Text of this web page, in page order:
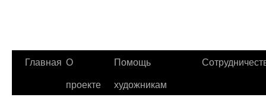
Главная О
проекте
Помощь
художникам